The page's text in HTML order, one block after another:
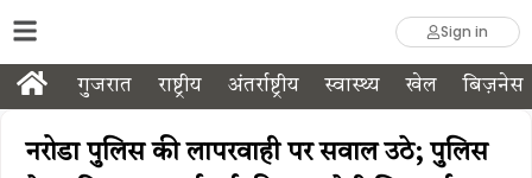
Sign in
गुजरात राष्ट्रीय अंतर्राष्ट्रीय स्वास्थ्य खेल बिज़नेस
नरोडा पुलिस की लापरवाही पर सवाल उठे; पुलिस